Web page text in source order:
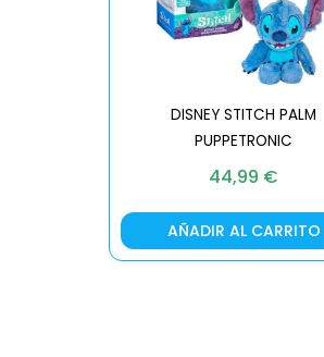
DISNEY STITCH PALM
PUPPETRONIC
44,99 €
AÑADIR AL CARRITO